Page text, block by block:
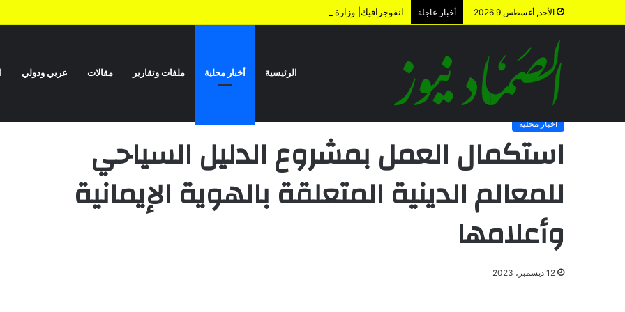
الأحد, أغسطس 9 2026 أخبار عاجلة انفوجرافيك| وزارة المالية تكشف الأضرار الناتجة عن العدوان والحصار خلال 12 عاماً
الرئيسية أخبار محلية ملفات وتقارير مقالات عربي ودولي
الرئيسية /أخبار محلية استكمال العمل بمشروع الدليل السياحي للمعالم الدينية المتعلقة بالهوية الإيمانية وأعلامها
أخبار محلية
استكمال العمل بمشروع الدليل السياحي
للمعالم الدينية المتعلقة بالهوية الإيمانية
وأعلامها
12 ديسمبر، 2023